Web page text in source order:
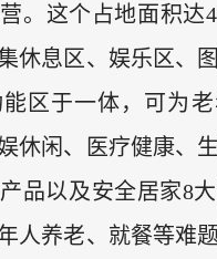
。这个占地面积达
休息区、娱乐区、图
区于一体，可为
休闲、医疗健康、
品以及安全居家8
人养老、就餐等难